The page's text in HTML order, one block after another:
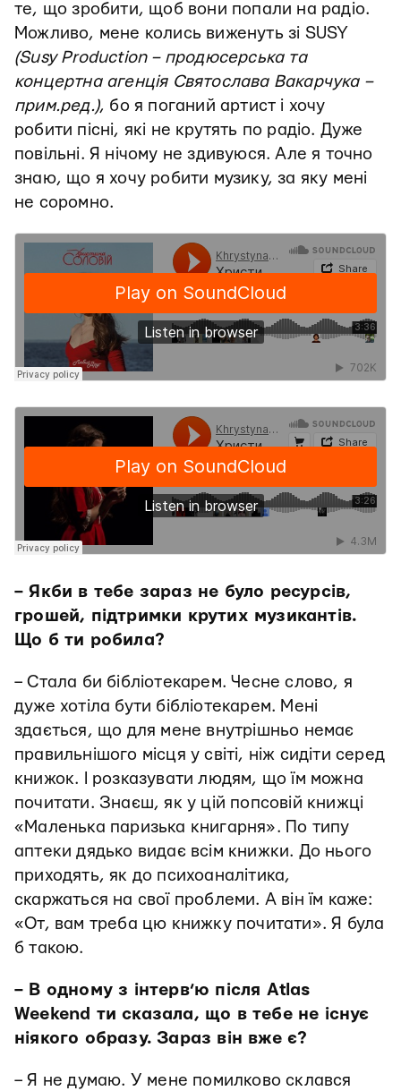
те, що зробити, щоб вони попали на радіо.
Можливо, мене колись виженуть зі SUSY
(Susy Production – продюсерська та
концертна агенція Святослава Вакарчука –
прим.ред.), бо я поганий артист і хочу
робити пісні, які не крутять по радіо. Дуже
повільні. Я нічому не здивуюся. Але я точно
знаю, що я хочу робити музику, за яку мені
не соромно.
– Якби в тебе зараз не було ресурсів,
грошей, підтримки крутих музикантів.
Що б ти робила?
– Стала би бібліотекарем. Чесне слово, я
дуже хотіла бути бібліотекарем. Мені
здається, що для мене внутрішньо немає
правильнішого місця у світі, ніж сидіти серед
книжок. І розказувати людям, що їм можна
почитати. Знаєш, як у цій попсовій книжці
«Маленька паризька книгарня». По типу
аптеки дядько видає всім книжки. До нього
приходять, як до психоаналітика,
скаржаться на свої проблеми. А він їм каже:
«От, вам треба цю книжку почитати». Я була
б такою.
– В одному з інтерв’ю після Atlas
Weekend ти сказала, що в тебе не існує
ніякого образу. Зараз він вже є?
– Я не думаю. У мене помилково склався